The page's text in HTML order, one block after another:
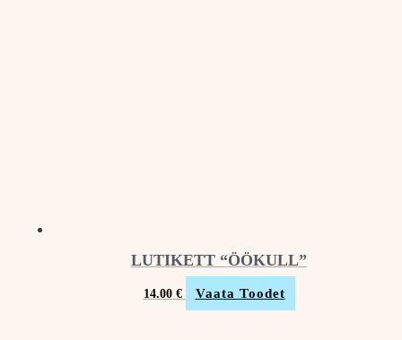
LUTIKETT “ÖÖKULL”
14.00 € Vaata Toodet